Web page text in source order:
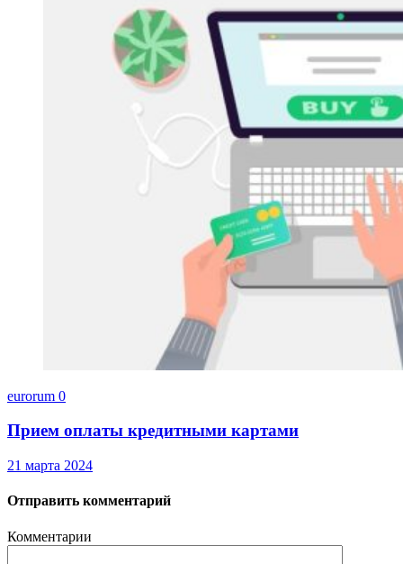
eurorum 0
Прием оплаты кредитными картами
21 марта 2024
Отправить комментарий
Комментарии